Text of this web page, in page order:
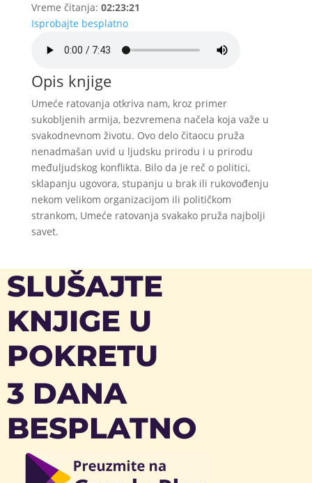
Vreme čitanja: 02:23:21
Isprobajte besplatno
Opis knjige
Umeće ratovanja otkriva nam, kroz primer
sukobljenih armija, bezvremena načela koja važe u
svakodnevnom životu. Ovo delo čitaocu pruža
nenadmašan uvid u ljudsku prirodu i u prirodu
međuljudskog konflikta. Bilo da je reč o politici,
sklapanju ugovora, stupanju u brak ili rukovođenju
nekom velikom organizacijom ili političkom
strankom, Umeće ratovanja svakako pruža najbolji
savet.
SLUŠAJTE
KNJIGE U
POKRETU
3 DANA
BESPLATNO